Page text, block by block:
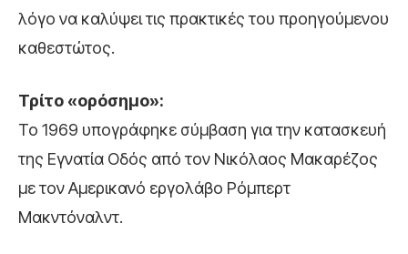
λόγο να καλύψει τις πρακτικές του προηγούμενου
καθεστώτος.
Τρίτο «ορόσημο»:
Το 1969 υπογράφηκε σύμβαση για την κατασκευή
της Εγνατία Οδός από τον Νικόλαος Μακαρέζος
με τον Αμερικανό εργολάβο Ρόμπερτ
Μακντόναλντ.